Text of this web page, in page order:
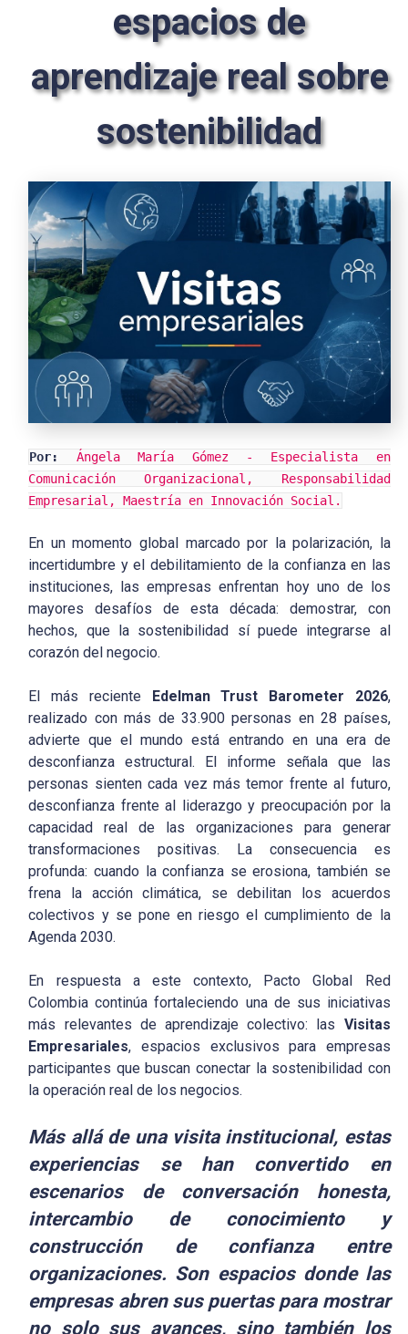
espacios de
aprendizaje real sobre
sostenibilidad
Por: Ángela María Gómez - Especialista en
Comunicación Organizacional, Responsabilidad
Empresarial, Maestría en Innovación Social.
En un momento global marcado por la polarización, la
incertidumbre y el debilitamiento de la confianza en las
instituciones, las empresas enfrentan hoy uno de los
mayores desafíos de esta década: demostrar, con
hechos, que la sostenibilidad sí puede integrarse al
corazón del negocio.
El más reciente Edelman Trust Barometer 2026,
realizado con más de 33.900 personas en 28 países,
advierte que el mundo está entrando en una era de
desconfianza estructural. El informe señala que las
personas sienten cada vez más temor frente al futuro,
desconfianza frente al liderazgo y preocupación por la
capacidad real de las organizaciones para generar
transformaciones positivas. La consecuencia es
profunda: cuando la confianza se erosiona, también se
frena la acción climática, se debilitan los acuerdos
colectivos y se pone en riesgo el cumplimiento de la
Agenda 2030.
En respuesta a este contexto, Pacto Global Red
Colombia continúa fortaleciendo una de sus iniciativas
más relevantes de aprendizaje colectivo: las Visitas
Empresariales, espacios exclusivos para empresas
participantes que buscan conectar la sostenibilidad con
la operación real de los negocios.
Más allá de una visita institucional, estas
experiencias se han convertido en
escenarios de conversación honesta,
intercambio de conocimiento y
construcción de confianza entre
organizaciones. Son espacios donde las
empresas abren sus puertas para mostrar
no solo sus avances, sino también los